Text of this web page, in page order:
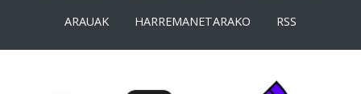
ARAUAK
HARREMANETARAKO RSS